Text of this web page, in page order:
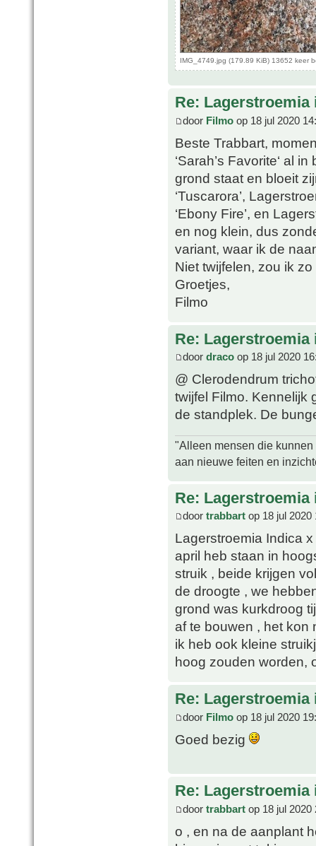
IMG_4749.jpg (179.89 KiB) 13652 keer
Re:
door Filmo op 18 jul 2020
Beste Trabbart,
‘Sarah’s Favorite‘ al
grond staat en bloeit
‘Tuscarora’,
‘Ebony Fire’, en
en nog klein, dus
variant, waar ik de
Niet twijfelen, zou ik
Groetjes,
Filmo
Re:
door draco op 18 jul 2020
@ Clerodendrum
twijfel Filmo. Kennelijk
de standplek. De
"Alleen mensen die
aan nieuwe feiten en
Re:
door trabbart op 18 jul 2020
Lagerstroemia Indica
april heb staan in
struik , beide krijgen
de droogte , we
grond was kurkdroog
af te bouwen , het kon
ik heb ook kleine
hoog zouden worden,
Re:
door Filmo op 18 jul 2020
Goed bezig
Re:
door trabbart op 18 jul 2020
o , en na de aanplant